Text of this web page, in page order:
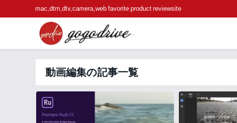
mac,dtm,dtv,camera,web favorite product reviewsite
動画編集の記事一覧